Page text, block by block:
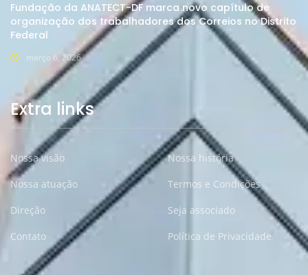
Fundação da ANATECT-DF marca novo capítulo de
organização dos trabalhadores dos Correios no Distrito
Federal
março 6, 2026
Extra links
Nossa visão
Nossa história
Nossa atuação
Termos e Condições
Direção
Seja associado
Contato
Política de Privacidade